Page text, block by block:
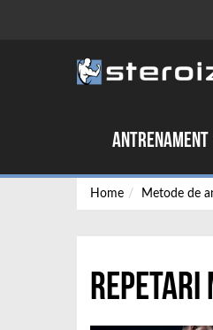
Antrenament
Home Metode de